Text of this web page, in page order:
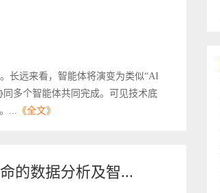
长远来看，智能体将演变为类似“AI
多个智能体共同完成。可见技术底
... 《全文》
的数据分析及智...